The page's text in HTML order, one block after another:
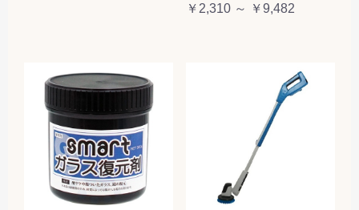
￥2,310 ～ ￥9,482